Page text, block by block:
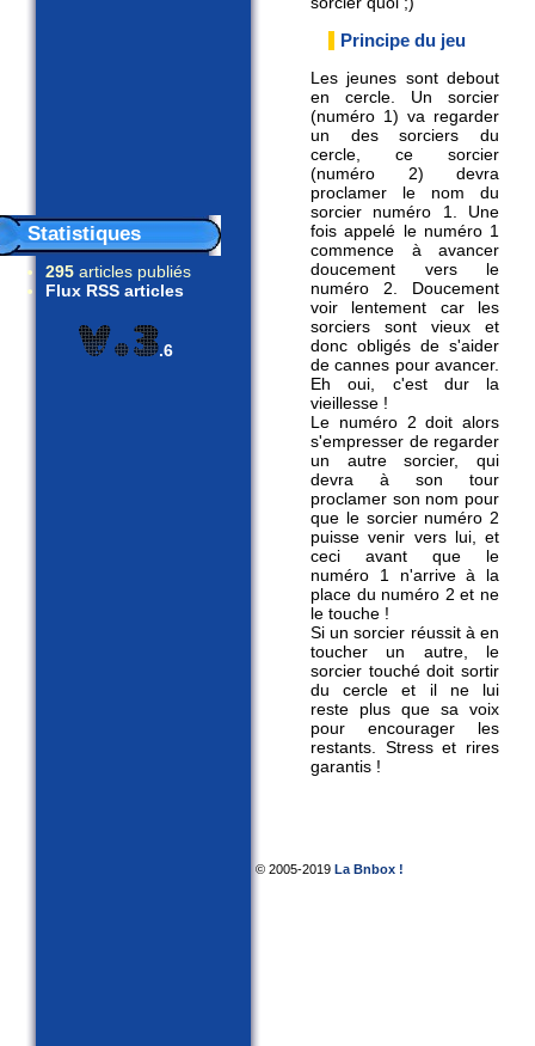
Statistiques
295 articles publiés
Flux RSS articles
.6
Principe du jeu
Les jeunes sont debout
en cercle. Un sorcier
(numéro 1) va regarder
un des sorciers du
cercle, ce sorcier
(numéro 2) devra
proclamer le nom du
sorcier numéro 1. Une
fois appelé le numéro 1
commence à avancer
doucement vers le
numéro 2. Doucement
voir lentement car les
sorciers sont vieux et
donc obligés de s'aider
de cannes pour avancer.
Eh oui, c'est dur la
vieillesse !
Le numéro 2 doit alors
s'empresser de regarder
un autre sorcier, qui
devra à son tour
proclamer son nom pour
que le sorcier numéro 2
puisse venir vers lui, et
ceci avant que le
numéro 1 n'arrive à la
place du numéro 2 et ne
le touche !
Si un sorcier réussit à en
toucher un autre, le
sorcier touché doit sortir
du cercle et il ne lui
reste plus que sa voix
pour encourager les
restants. Stress et rires
garantis !
© 2005-2019 La Bnbox !